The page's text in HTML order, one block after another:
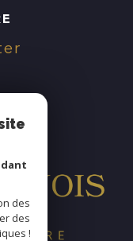
des
des
!